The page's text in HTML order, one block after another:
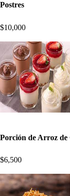
Postres
$10,000
Porción de Arroz de
$6,500